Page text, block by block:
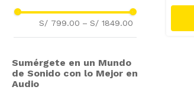
S/ 799.00 – S/ 1849.00
Sumérgete en un Mundo
de Sonido con lo Mejor en
Audio